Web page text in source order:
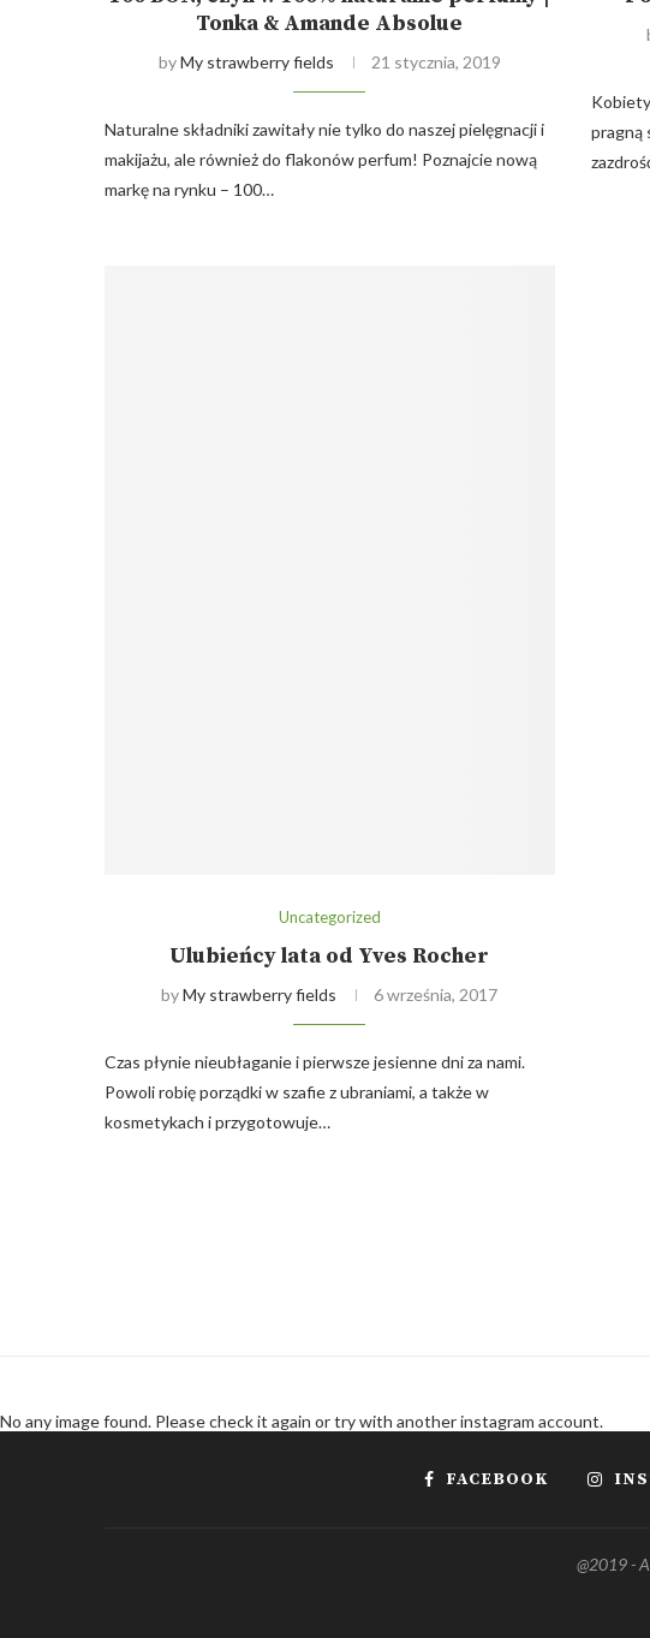
Tonka & Amande Absolue
byMy strawberry fields 21 stycznia, 2019
Naturalne składniki zawitały nie tylko do naszej pielęgnacji i
makijażu, ale również do flakonów perfum! Poznajcie nową
markę na rynku – 100…
pragną
Uncategorized
Ulubieńcy lata od Yves Rocher
byMy strawberry fields 6 września, 2017
Czas płynie nieubłaganie i pierwsze jesienne dni za nami.
Powoli robię porządki w szafie z ubraniami, a także w
kosmetykach i przygotowuje…
No any image found. Please check it again or try with another instagram account.
FACEBOOK
@2019 -